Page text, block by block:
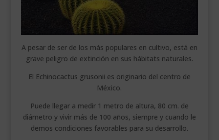
A pesar de ser de los más populares en cultivo, está en
grave peligro de extinción en sus hábitats naturales.
El Echinocactus grusonii es originario del centro de
México.
Puede llegar a medir 1 metro de altura, 80 cm. de
diámetro y vivir más de 100 años, siempre y cuando le
demos condiciones favorables para su desarrollo.